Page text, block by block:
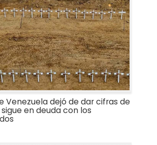
Venezuela dejó de dar cifras de
en deuda con los